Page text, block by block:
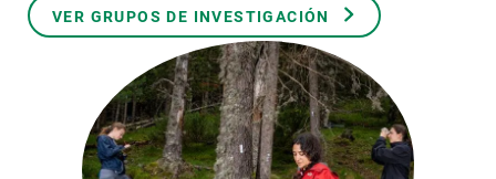
VER GRUPOS DE INVESTIGACIÓN
NOTICIAS Y AGENDA